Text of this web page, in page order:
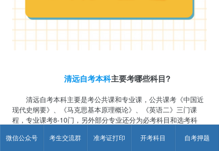
微信公众号 考生交流群 准考证打印 开考科目 自考押题
清远自考本科主要考哪些科目?
清远自考本科主要是考公共课和专业课，公共课考《中国近
现代史纲要》、《马克思基本原理概论》、《英语二》三门课
程，专业课考8-10门，另外部分专业还分为必考科目和选考科
自考公共课：3~5门左右，其中《中国近现代史纲要》、